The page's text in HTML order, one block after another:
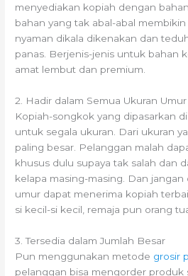
menyediakan kopiah dengan
bahan yang tak abal-abal
nyaman dikala dikenakan dan
panas. Berjenis-jenis untuk bahan
amat lembut dan premium.
2. Hadir dalam Semua Ukuran
Kopiah-songkok yang dipasarkan
untuk segala ukuran. Dari ukuran
paling besar. Pelanggan malah
khusus dulu supaya tak salah dan
kelapa masing-masing. Dan
umur dapat menerima kopiah
si kecil-si kecil, remaja pun orang
3. Tersedia dalam Jumlah Besar
Pun menggunakan metode grosir
pelanggan bisa mengorder produk